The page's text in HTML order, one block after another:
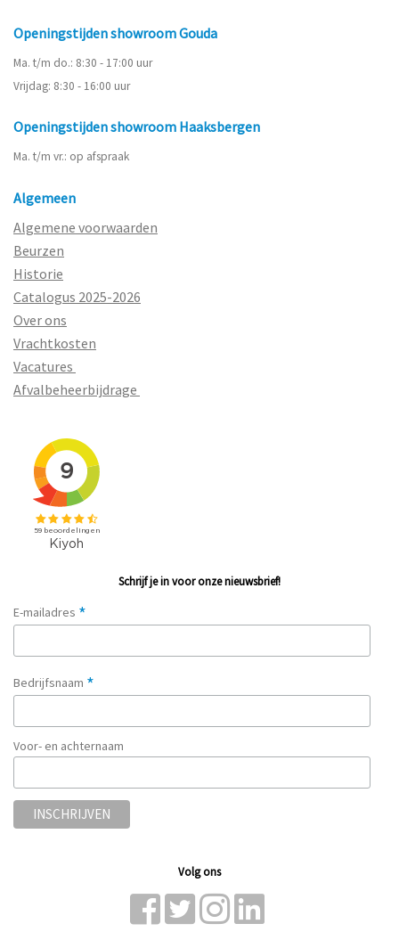
Openingstijden showroom Gouda
Ma. t/m do.: 8:30 - 17:00 uur
Vrijdag: 8:30 - 16:00 uur
Openingstijden showroom Haaksbergen
Ma. t/m vr.: op afspraak
Algemeen
Algemene voorwaarden
Beurzen
Historie
Catalogus 2025-2026
Over ons
Vrachtkosten
Vacatures
Afvalbeheerbijdrage
Schrijf je in voor onze nieuwsbrief!
E-mailadres *
Bedrijfsnaam *
Voor- en achternaam
Volg ons